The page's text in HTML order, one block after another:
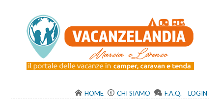
HOME CHI SIAMO F.A.Q. LOGIN